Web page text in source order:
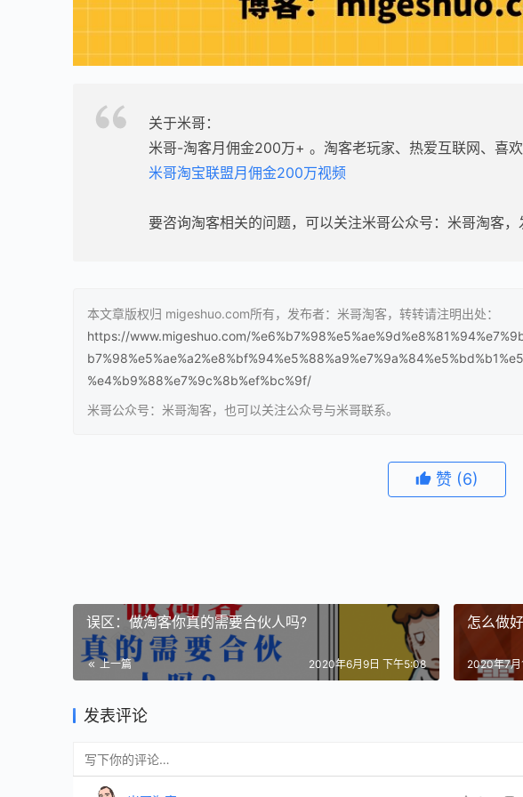
关于米哥：
米哥-淘客月佣金200万+ 。淘客老玩家、热爱互联网、喜欢
米哥淘宝联盟月佣金200万视频
要咨询淘客相关的问题，可以关注米哥公众号：米哥淘客，
本文章版权归 migeshuo.com所有，发布者：米哥淘客，转转请注明出处：
https://www.migeshuo.com/
%e4%b9%88%e7%9c%8b%ef%bc%9f/
米哥公众号：米哥淘客，也可以关注公众号与米哥联系。
赞 (6)
误区：做淘客你真的需要合伙人吗?
上一篇 2020年6月9日 下午5:08
怎么做
2020年7月
发表评论